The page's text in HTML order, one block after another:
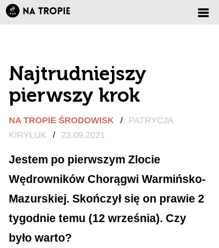
Najtrudniejszy
pierwszy krok
NA TROPIE ŚRODOWISK /
PATRYCJA
KIRYLUK
/ 23.09.2021
Jestem po pierwszym Zlocie
Wędrowników Chorągwi Warmińsko-
Mazurskiej. Skończył się on prawie 2
tygodnie temu (12 września). Czy
było warto?